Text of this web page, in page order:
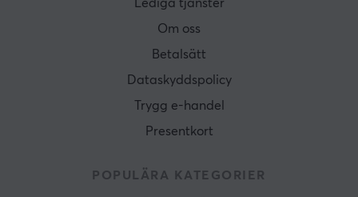
Lediga tjänster
Om oss
Betalsätt
Dataskyddspolicy
Trygg e-handel
Presentkort
POPULÄRA KATEGORIER